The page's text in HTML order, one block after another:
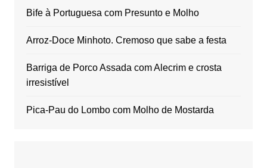
Bife à Portuguesa com Presunto e Molho
Arroz-Doce Minhoto. Cremoso que sabe a festa
Barriga de Porco Assada com Alecrim e crosta
irresistível
Pica-Pau do Lombo com Molho de Mostarda